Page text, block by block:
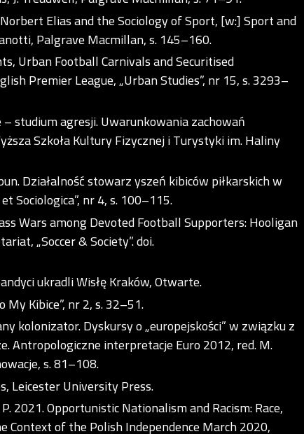
Elias and the Sociology of Sport, [w:] Sport and
Palgrave Macmillan, s. 145–160.
Urban Football Carnivals and Securitised
Premier League, „Urban Studies”, nr 15, s. 3293–
studium agresji. Uwarunkowania zachowań
Szkoła Kultury Fizycznej i Turystyki im. Haliny
Działalność stowarz yszeń kibiców piłkarskich w
Sociologica”, nr 4, s. 100–115.
Wars among Devoted Football Supporters: Hooligan
„Soccer & Society”. doi.
ukradli Wisłę Kraków, Otwarte.
My Kibice”, nr 2, s. 32–51.
kolonizator. Dyskursy o „europejskości” w związku z
Antropologiczne interpretacje Euro 2012, red. M.
s. 81–108.
Leicester University Press.
2021. Opportunistic Nationalism and Racism: Race,
Context of the Polish Independence March 2020,